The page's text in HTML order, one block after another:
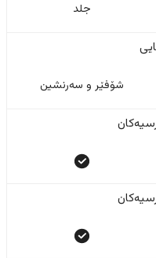
جلد
شۆفێر و سەرنشین